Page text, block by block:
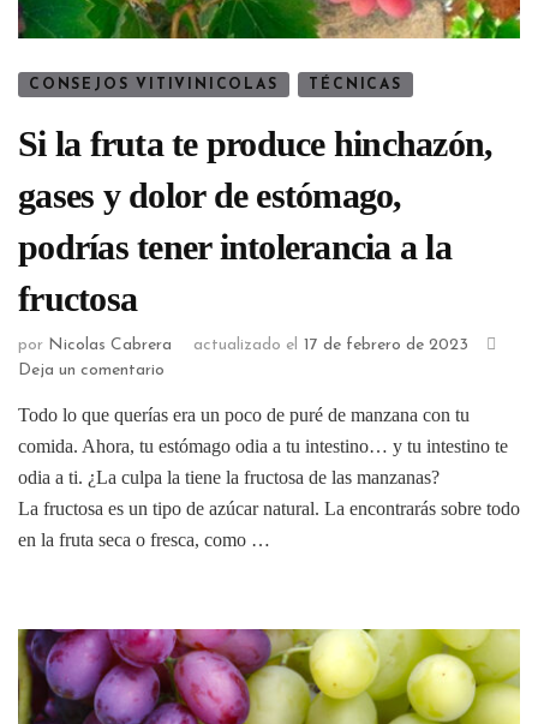
CONSEJOS VITIVINICOLAS TÉCNICAS
Si la fruta te produce hinchazón,
gases y dolor de estómago,
podrías tener intolerancia a la
fructosa
por Nicolas Cabrera actualizado el 17 de febrero de 2023
Deja un comentario
Todo lo que querías era un poco de puré de manzana con tu
comida. Ahora, tu estómago odia a tu intestino… y tu intestino te
odia a ti. ¿La culpa la tiene la fructosa de las manzanas?
La fructosa es un tipo de azúcar natural. La encontrarás sobre todo
en la fruta seca o fresca, como …